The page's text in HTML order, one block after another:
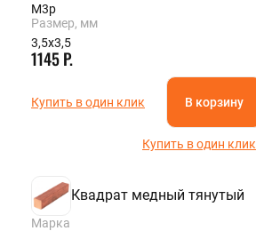
М3р
Размер, мм
3,5х3,5
1145 Р.
Купить в один клик В корзину
Купить в один клик
Квадрат медный тянутый
Марка